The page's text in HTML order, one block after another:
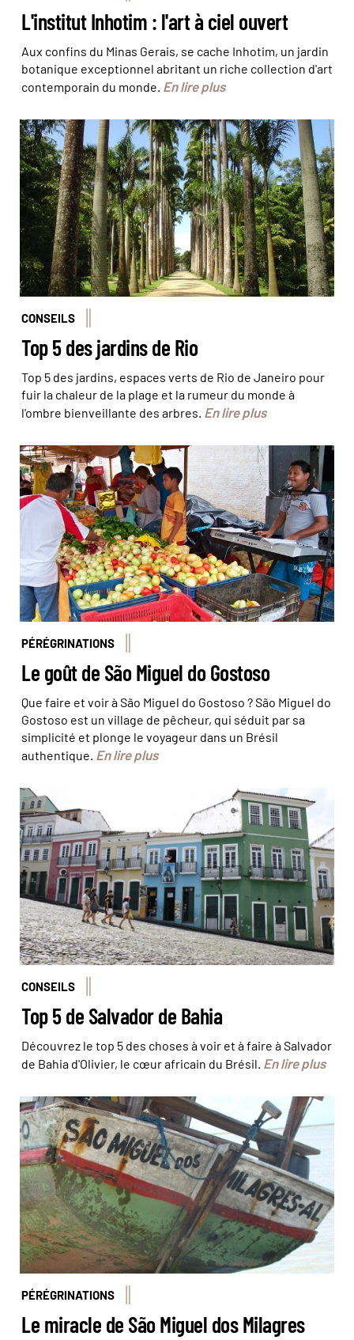
L'institut Inhotim : l'art à ciel ouvert
Aux confins du Minas Gerais, se cache Inhotim, un jardin
botanique exceptionnel abritant un riche collection d'art
contemporain du monde. En lire plus
Le Jardin botanique © Baby Travel Rio
CONSEILS
Top 5 des jardins de Rio
Top 5 des jardins, espaces verts de Rio de Janeiro pour
fuir la chaleur de la plage et la rumeur du monde à
l'ombre bienveillante des arbres. En lire plus
Les habitants de São Miguel do Gostoso vous inviteront
à vivre comme leur famille © Ana Carolina Scheel
PÉRÉGRINATIONS
Le goût de São Miguel do Gostoso
Que faire et voir à São Miguel do Gostoso ? São Miguel do
Gostoso est un village de pêcheur, qui séduit par sa
simplicité et plonge le voyageur dans un Brésil
authentique. En lire plus
Le Pelourinho © Olivier Bodart
CONSEILS
Top 5 de Salvador de Bahia
Découvrez le top 5 des choses à voir et à faire à Salvador
de Bahia d'Olivier, le cœur africain du Brésil. En lire plus
© José Carlos/Pousada do Caju
PÉRÉGRINATIONS
Le miracle de São Miguel dos Milagres